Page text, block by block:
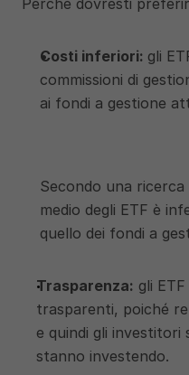
Costi inferiori: gli
commissioni di
ai fondi a gestione
Secondo una
medio degli ETF è
quello dei fondi a
Trasparenza: gli
trasparenti, poiché
e quindi gli investitori
stanno investendo.